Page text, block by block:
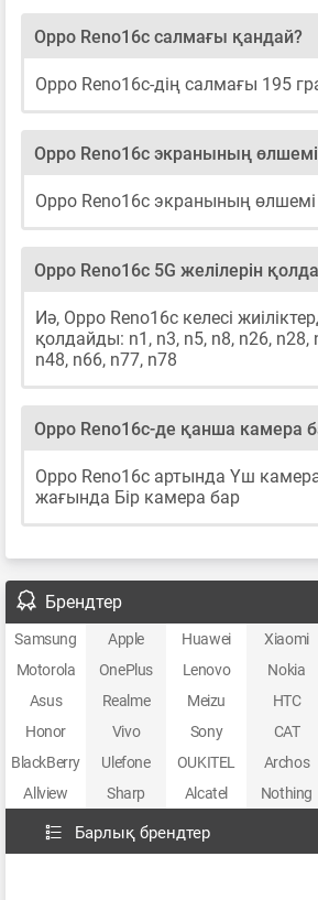
Oppo Reno16c салмағы қандай?
Oppo Reno16c-дің салмағы 195
Oppo Reno16c экранының
Oppo Reno16c экранының
Oppo Reno16c 5G желілерін
Иә, Oppo Reno16c келесі
қолдайды: n1, n3, n5, n8, n26, n28,
n48, n66, n77, n78
Oppo Reno16c-де қанша камера
Oppo Reno16c артында Үш
жағында Бір камера бар
Брендтер
Samsung Apple Huawei Xiaomi
Motorola
OnePlus Lenovo Nokia
Asus
Realme Meizu HTC
Honor
Vivo Sony CAT
BlackBerry
Ulefone OUKITEL Archos
Allview
Sharp Alcatel Nothing
Барлық брендтер